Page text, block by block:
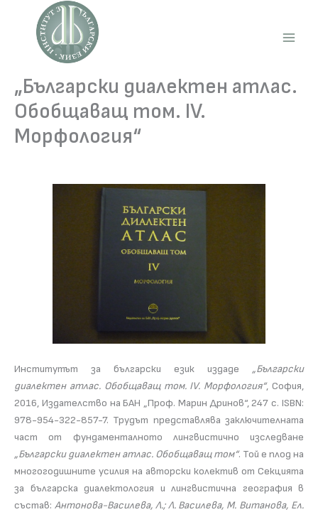
content
„Български диалектен атлас.
Обобщаващ том. IV.
Морфология“
Институтът за български език издаде „Български
диалектен атлас. Обобщаващ том. IV. Морфология“, София,
2016, Издателство на БАН „Проф. Марин Дринов“, 247 с. ISBN:
978-954-322-857-7. Трудът представлява заключителната
част от фундаменталното лингвистично изследване
„Български диалектен атлас. Обобщаващ том“. Той е плод на
многогодишните усилия на авторски колектив от Секцията
за българска диалектология и лингвистична география в
състав: Антонова-Василева, Л.; Л. Василева, М. Витанова, Ел.